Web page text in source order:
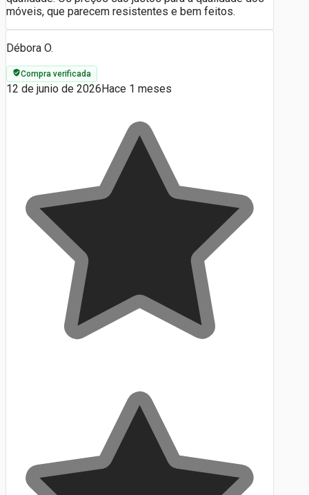
móveis, que parecem resistentes e bem feitos.
Débora O.
Compra verificada
12 de junio de 2026Hace 1 meses